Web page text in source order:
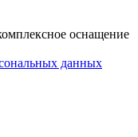
оснащение
данных